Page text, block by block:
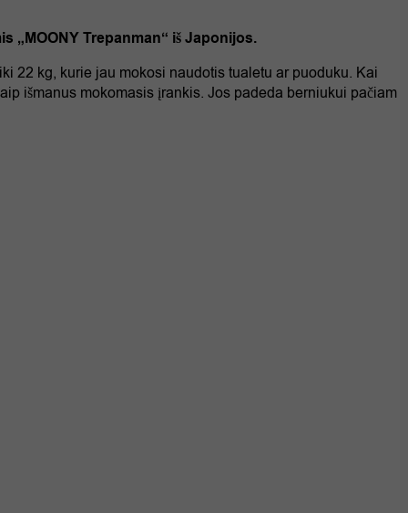
Trepanman“ iš Japonijos.
22 kg, kurie jau mokosi naudotis tualetu ar puoduku. Kai
išmanus mokomasis įrankis. Jos padeda berniukui pačiam